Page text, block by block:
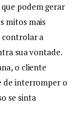
podem gerar
mitos mais
controlar a
sua vontade.
o cliente
de interromper o
se sinta